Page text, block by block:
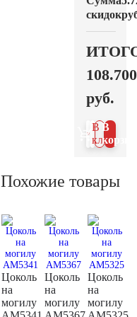
скидок
108.700
руб.
В
В 1
клик
Похожие товары
Цоколь
на
могилу
Цоколь
на
могилу
Цоколь
на
могилу